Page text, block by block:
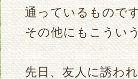
通っているもので
その他にもこうい
先日、友人に誘わ